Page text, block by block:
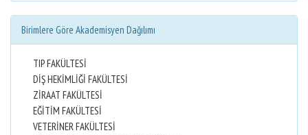
Birimlere Göre Akademisyen Dağılımı
TIP FAKÜLTESİ
DİŞ HEKİMLİĞİ FAKÜLTESİ
ZİRAAT FAKÜLTESİ
EĞİTİM FAKÜLTESİ
VETERİNER FAKÜLTESİ